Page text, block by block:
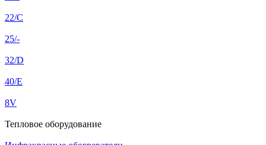
22/C
25/-
32/D
40/E
8V
Тепловое оборудование